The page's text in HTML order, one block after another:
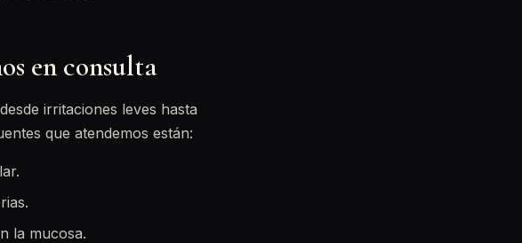
en consulta
irritaciones leves hasta
que atendemos están:
la mucosa.